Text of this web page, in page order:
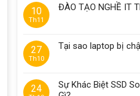
10
Th11
ĐÀO TẠO NGHỀ IT
27
Th10
Tại sao laptop bị
24
Sự Khác Biệt SSD